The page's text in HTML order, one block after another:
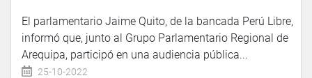
El parlamentario Jaime Quito, de la bancada Perú Libre,
informó que, junto al Grupo Parlamentario Regional de
Arequipa, participó en una audiencia pública...
25-10-2022